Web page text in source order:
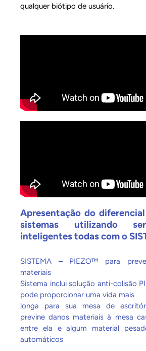
qualquer biótipo de usuário.
Apresentação do
sistemas utilizando
inteligentes todas com o
SISTEMA – PIEZO™ para
materiais
Sistema inclui solução anti-colisão
pode proporcionar uma vida mais
longa para sua mesa de
previne danos materiais à mesa
entre ela e algum material
automáticos